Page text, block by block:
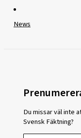
News
Du missar väl inte
Svensk Fäktning?